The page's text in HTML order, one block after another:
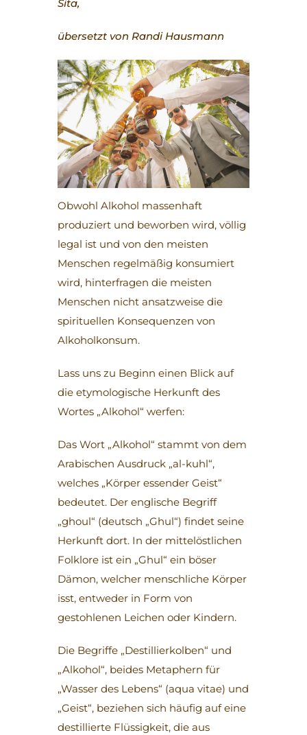
Sita,
übersetzt von Randi Hausmann
Obwohl Alkohol massenhaft
produziert und beworben wird, völlig
legal ist und von den meisten
Menschen regelmäßig konsumiert
wird, hinterfragen die meisten
Menschen nicht ansatzweise die
spirituellen Konsequenzen von
Alkoholkonsum.
Lass uns zu Beginn einen Blick auf
die etymologische Herkunft des
Wortes „Alkohol“ werfen:
Das Wort „Alkohol“ stammt von dem
Arabischen Ausdruck „al-kuhl“,
welches „Körper essender Geist“
bedeutet. Der englische Begriff
„ghoul“ (deutsch „Ghul“) findet seine
Herkunft dort. In der mittelöstlichen
Folklore ist ein „Ghul“ ein böser
Dämon, welcher menschliche Körper
isst, entweder in Form von
gestohlenen Leichen oder Kindern.
Die Begriffe „Destillierkolben“ und
„Alkohol“, beides Metaphern für
„Wasser des Lebens“ (aqua vitae) und
„Geist“, beziehen sich häufig auf eine
destillierte Flüssigkeit, die aus